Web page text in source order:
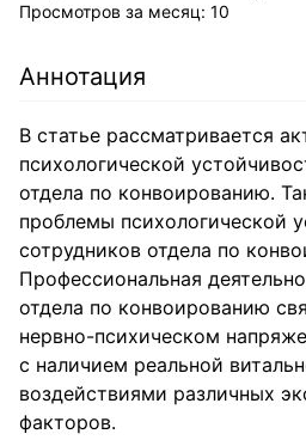
Просмотров за месяц: 10
Аннотация
В статье рассматривается
психологической
отдела по конвоированию.
проблемы психологической
сотрудников отдела по
Профессиональная
отдела по конвоированию
нервно-психическом
с наличием реальной
воздействиями различных
факторов.